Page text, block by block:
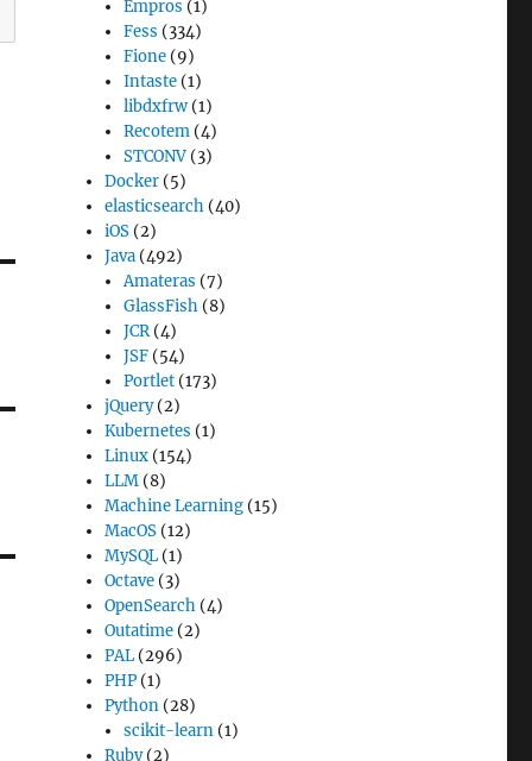
Empros (1)
Fess (334)
Fione (9)
Intaste (1)
libdxfrw (1)
Recotem (4)
STCONV (3)
Docker (5)
elasticsearch (40)
iOS (2)
Java (492)
Amateras (7)
GlassFish (8)
JCR(4)
JSF (54)
Portlet (173)
jQuery(2)
Kubernetes (1)
Linux (154)
LLM (8)
Machine Learning (15)
MacOS (12)
MySQL (1)
Octave (3)
OpenSearch (4)
Outatime (2)
PAL (296)
PHP (1)
Python (28)
scikit-learn (1)
Ruby(2)